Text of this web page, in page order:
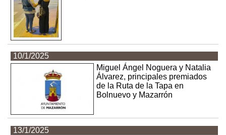
10/1/2025
Miguel Ángel Noguera y Natalia
Álvarez, principales premiados
de la Ruta de la Tapa en
Bolnuevo y Mazarrón
13/1/2025